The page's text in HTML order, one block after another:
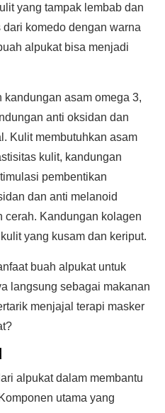
yang tampak lembab dan
komedo dengan warna
alpukat bisa menjadi
asam omega 3,
anti oksidan dan
Kulit membutuhkan asam
kulit, kandungan
pembentikan
dan anti melanoid
Kandungan kolagen
yang kusam dan keriput.
buah alpukat untuk
langsung sebagai makanan
menjajal terapi masker
alpukat dalam membantu
utama yang